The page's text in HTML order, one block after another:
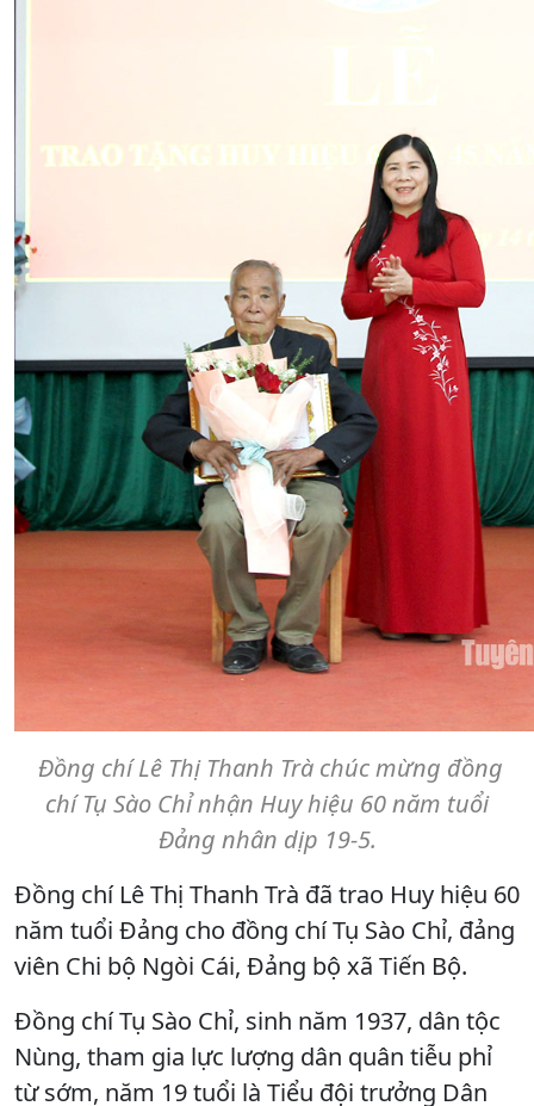
Đồng chí Lê Thị Thanh Trà chúc mừng đồng
chí Tụ Sào Chỉ nhận Huy hiệu 60 năm tuổi
Đảng nhân dịp 19-5.
Đồng chí Lê Thị Thanh Trà đã trao Huy hiệu 60
năm tuổi Đảng cho đồng chí Tụ Sào Chỉ, đảng
viên Chi bộ Ngòi Cái, Đảng bộ xã Tiến Bộ.
Đồng chí Tụ Sào Chỉ, sinh năm 1937, dân tộc
Nùng, tham gia lực lượng dân quân tiễu phỉ
từ sớm, năm 19 tuổi là Tiểu đội trưởng Dân